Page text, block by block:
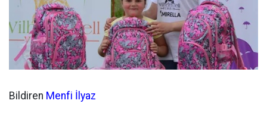
Bildiren Menfi İlyaz